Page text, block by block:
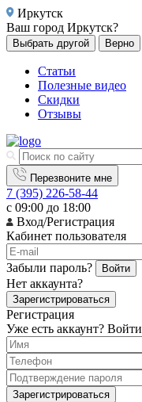
Иркутск
Ваш город Иркутск?
Выбрать другой Верно
Статьи
Полезные видео
Скидки
Отзывы
Перезвоните мне
7 (395) 226-58-44
с 09:00 до 18:00
Вход/Регистрация
Кабинет пользователя
Забыли пароль? Войти
Нет аккаунта?
Зарегистрироваться
Регистрация
Уже есть аккаунт? Войти
Зарегистрироваться